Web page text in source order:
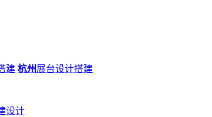
建 杭州展台设计搭建
设计